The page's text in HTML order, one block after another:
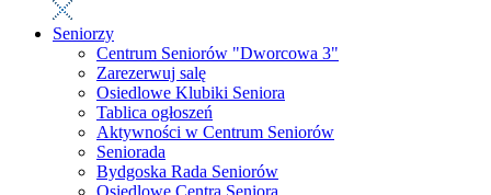
Seniorzy
Centrum Seniorów "Dworcowa 3"
Zarezerwuj salę
Osiedlowe Klubiki Seniora
Tablica ogłoszeń
Aktywności w Centrum Seniorów
Seniorada
Bydgoska Rada Seniorów
Osiedlowe Centra Seniora